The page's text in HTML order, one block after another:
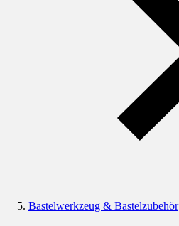
Bastelwerkzeug & Bastelzubehör